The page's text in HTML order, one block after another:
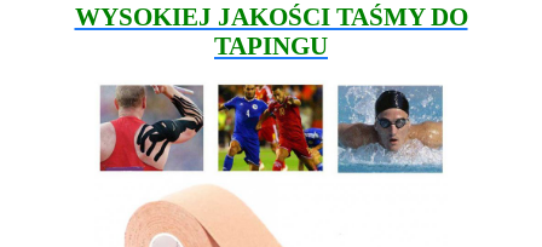
WYSOKIEJ JAKOŚCI TAŚMY DO
TAPINGU